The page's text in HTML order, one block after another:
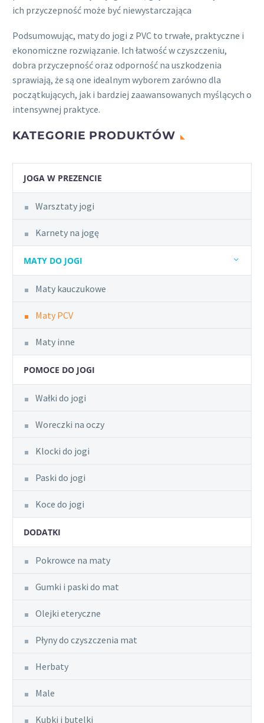
ich przyczepność może być niewystarczająca
Podsumowując, maty do jogi z PVC to trwałe, praktyczne i
ekonomiczne rozwiązanie. Ich łatwość w czyszczeniu,
dobra przyczepność oraz odporność na uszkodzenia
sprawiają, że są one idealnym wyborem zarówno dla
początkujących, jak i bardziej zaawansowanych myślących o
intensywnej praktyce.
KATEGORIE PRODUKTÓW
JOGA W PREZENCIE
Warsztaty jogi
Karnety na jogę
MATY DO JOGI
Maty kauczukowe
Maty PCV
Maty inne
POMOCE DO JOGI
Wałki do jogi
Woreczki na oczy
Klocki do jogi
Paski do jogi
Koce do jogi
DODATKI
Pokrowce na maty
Gumki i paski do mat
Olejki eteryczne
Płyny do czyszczenia mat
Herbaty
Male
Kubki i butelki